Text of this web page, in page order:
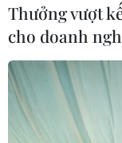
Thưởng vượt
cho doanh